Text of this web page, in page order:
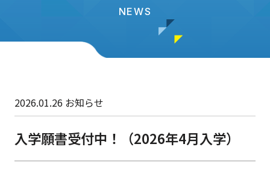
NEWS
2026.01.26 お知らせ
入学願書受付中！（2026年4月入学）